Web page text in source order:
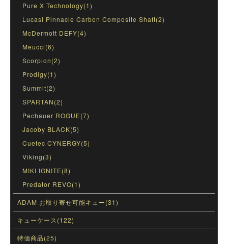
Pure X Technology(1)
Lucasi Pinnacle Carbon Composite Shaft(2)
McDermott DEFY(4)
Meucci(6)
Scorpion(2)
Prodigy(1)
Summit(2)
SPARTAN(2)
Pechauer ROGUE(7)
Jacoby BLACK(5)
Cuetec CYNERGY(5)
Viking(3)
MIKI IGNITE(8)
Predator REVO(1)
ADAM お取り寄せ可能キュー(31)
キューケース(122)
特価商品(25)